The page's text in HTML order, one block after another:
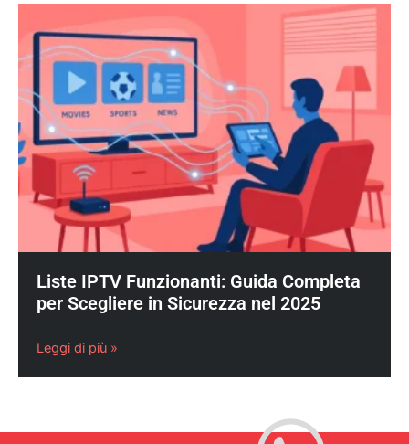
Liste IPTV Funzionanti: Guida Completa
per Scegliere in Sicurezza nel 2025
Leggi di più »